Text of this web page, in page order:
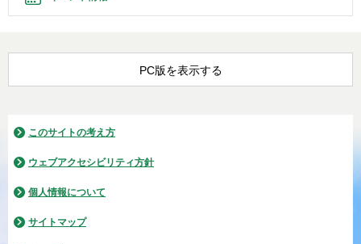
PC版を表示する
このサイトの考え方
ウェブアクセシビリティ方針
個人情報について
サイトマップ